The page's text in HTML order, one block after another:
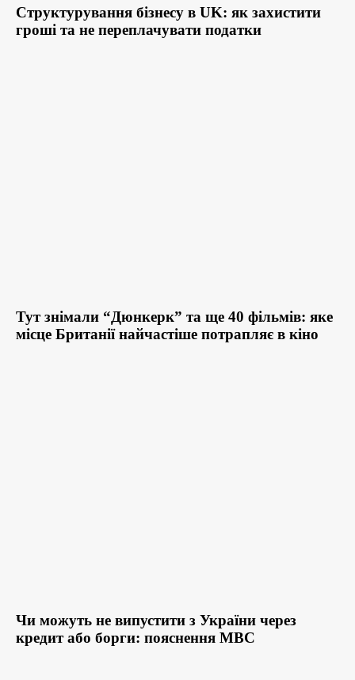
Структурування бізнесу в UK: як захистити
гроші та не переплачувати податки
Тут знімали “Дюнкерк” та ще 40 фільмів: яке
місце Британії найчастіше потрапляє в кіно
Чи можуть не випустити з України через
кредит або борги: пояснення МВС